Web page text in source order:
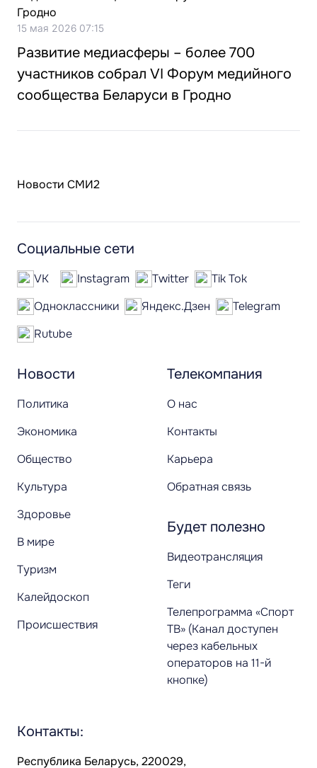
15 мая 2026 07:15
Развитие медиасферы – более 700
участников собрал VI Форум медийного
сообщества Беларуси в Гродно
Новости СМИ2
Новости
Политика
Экономика
Общество
Культура
Здоровье
В мире
Туризм
Калейдоскоп
Происшествия
Телекомпания
О нас
Контакты
Карьера
Обратная связь
Будет полезно
Видеотрансляция
Теги
Телепрограмма «Спорт
ТВ» (Канал доступен
через кабельных
операторов на 11-й
кнопке)
Социальные сети
VK Instagram Twitter
Tik Tok
Одноклассники
Яндекс.Дзен
Telegram
Rutube
Контакты:
Республика Беларусь, 220029,